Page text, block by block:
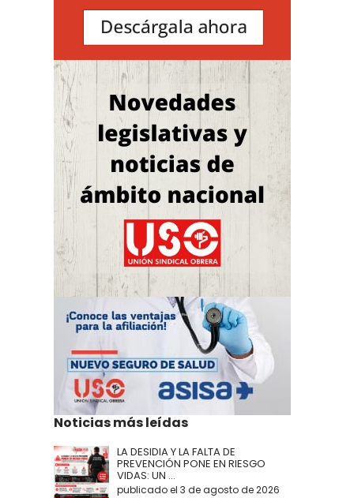
Noticias más leídas
LA DESIDIA Y LA FALTA DE
PREVENCIÓN PONE EN RIESGO
VIDAS: UN ...
publicado el 3 de agosto de 2026